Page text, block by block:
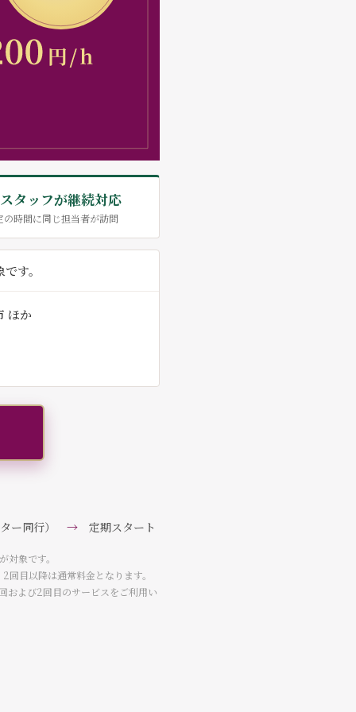
タッフが継続対応
の時間に同じ担当者が訪問
す。
ほか
ー同行） →定期スタート
象です。
目以降は通常料金となります。
および2回目のサービスをご利用い